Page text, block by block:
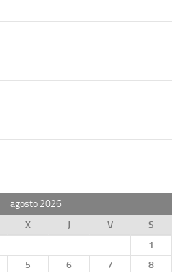
agosto 2026
X J V
S
1
5 6 7
8